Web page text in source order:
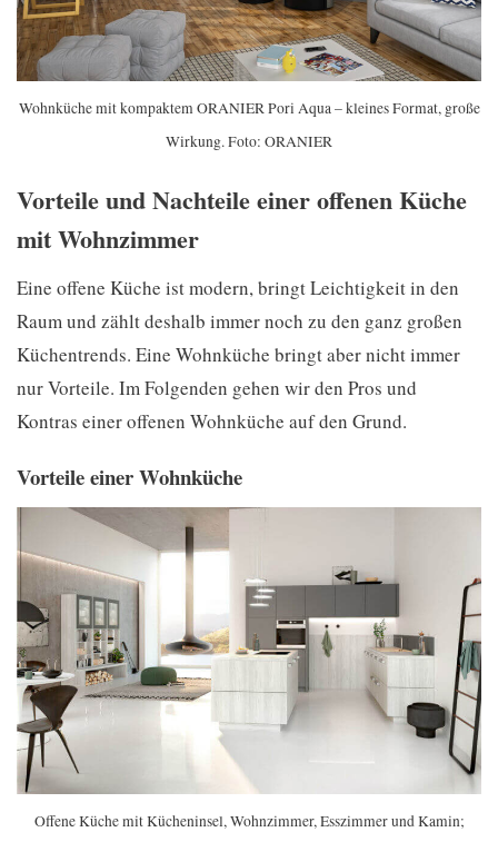
Wohnküche mit kompaktem ORANIER Pori Aqua – kleines Format, große
Wirkung. Foto: ORANIER
Vorteile und Nachteile einer offenen Küche
mit Wohnzimmer
Eine offene Küche ist modern, bringt Leichtigkeit in den
Raum und zählt deshalb immer noch zu den ganz großen
Küchentrends. Eine Wohnküche bringt aber nicht immer
nur Vorteile. Im Folgenden gehen wir den Pros und
Kontras einer offenen Wohnküche auf den Grund.
Vorteile einer Wohnküche
Offene Küche mit Kücheninsel, Wohnzimmer, Esszimmer und Kamin;